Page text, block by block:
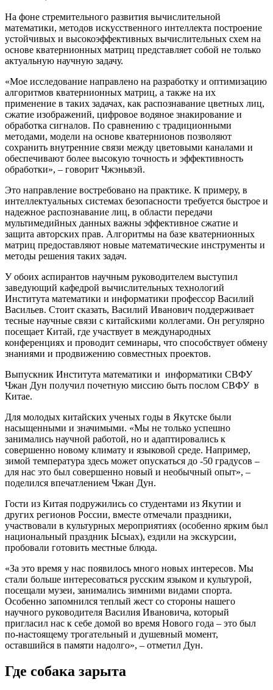
На фоне стремительного развития вычислительной
математики, методов искусственного интеллекта построение
устойчивых и высокоэффективных вычислительных схем на
основе кватернионных матриц представляет собой не только
актуальную научную задачу.
«Мое исследование направлено на разработку и оптимизацию
алгоритмов кватернионных матриц, а также на их
применение в таких задачах, как распознавание цветных лиц,
сжатие изображений, цифровое водяное знакирование и
обработка сигналов. По сравнению с традиционными
методами, модели на основе кватернионов позволяют
сохранить внутренние связи между цветовыми каналами и
обеспечивают более высокую точность и эффективность
обработки», – говорит Чжэньвэй.
Это направление востребовано на практике. К примеру, в
интеллектуальных системах безопасности требуется быстрое и
надежное распознавание лиц, в области передачи
мультимедийных данных важны эффективное сжатие и
защита авторских прав. Алгоритмы на базе кватернионных
матриц предоставляют новые математические инструменты и
методы решения таких задач.
У обоих аспирантов научным руководителем выступил
заведующий кафедрой вычислительных технологий
Института математики и информатики профессор Василий
Васильев. Стоит сказать, Василий Иванович поддерживает
тесные научные связи с китайскими коллегами. Он регулярно
посещает Китай, где участвует в международных
конференциях и проводит семинары, что способствует обмену
знаниями и продвижению совместных проектов.
Выпускник Института математики и информатики СВФУ
Чжан Дун получил почетную миссию быть послом СВФУ в
Китае.
Для молодых китайских ученых годы в Якутске были
насыщенными и значимыми. «Мы не только успешно
занимались научной работой, но и адаптировались к
совершенно новому климату и языковой среде. Например,
зимой температура здесь может опускаться до -50 градусов –
для нас это был совершенно новый и необычный опыт», –
поделился впечатлением Чжан Дун.
Гости из Китая подружились со студентами из Якутии и
других регионов России, вместе отмечали праздники,
участвовали в культурных мероприятиях (особенно ярким был
национальный праздник Ысыах), ездили на экскурсии,
пробовали готовить местные блюда.
«За это время у нас появилось много новых интересов. Мы
стали больше интересоваться русским языком и культурой,
посещали музеи, занимались зимними видами спорта.
Особенно запомнился теплый жест со стороны нашего
научного руководителя Василия Ивановича, который
пригласил нас к себе домой во время Нового года – это был
по-настоящему трогательный и душевный момент,
оставшийся в памяти надолго», – отметил Дун.
Где собака зарыта